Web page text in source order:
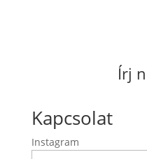
Írj
Kapcsolat
Instagram